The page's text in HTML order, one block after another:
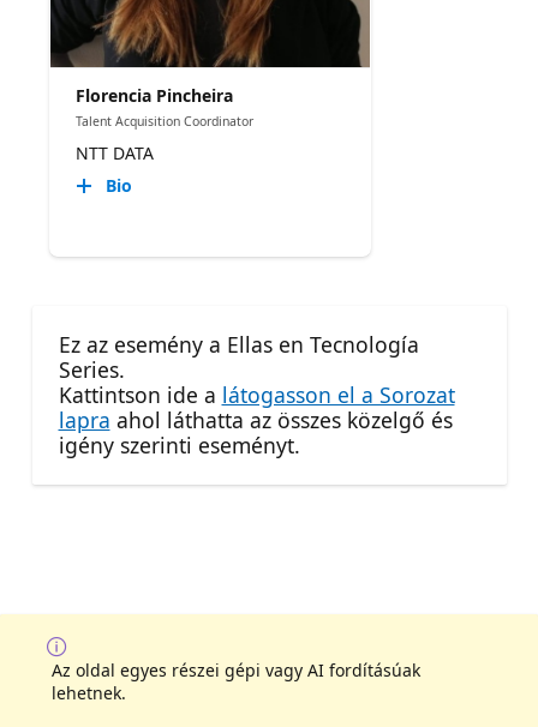
Florencia Pincheira
Talent Acquisition Coordinator
NTT DATA
Bio
Ez az esemény a Ellas en Tecnología
Series.
Kattintson ide a látogasson el a Sorozat
lapra ahol láthatta az összes közelgő és
igény szerinti eseményt.
Az oldal egyes részei gépi vagy AI fordításúak
lehetnek.